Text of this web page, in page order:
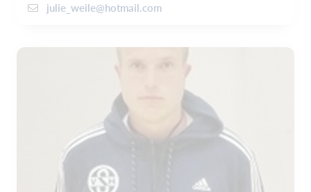
julie_weile@hotmail.com